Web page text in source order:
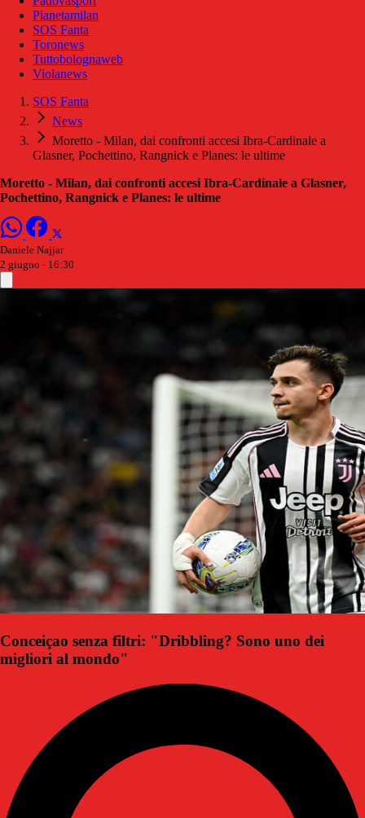
Pianetamilan
SOS Fanta
Toronews
Tuttobolognaweb
Violanews
SOS Fanta
News
Moretto - Milan, dai confronti accesi Ibra-Cardinale a
Glasner, Pochettino, Rangnick e Planes: le ultime
Moretto - Milan, dai confronti accesi Ibra-Cardinale a Glasner,
Pochettino, Rangnick e Planes: le ultime
Daniele Najjar
2 giugno - 16:30
Conceiçao senza filtri: "Dribbling? Sono uno dei
migliori al mondo"